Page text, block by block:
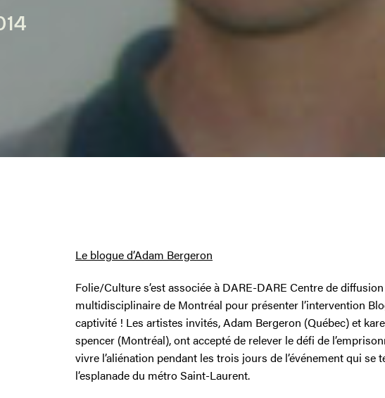
Le blogue d’Adam Bergeron
Folie/Culture s’est associée à DARE-DARE Centre de diffusion
multidisciplinaire de Montréal pour présenter l’intervention
captivité ! Les artistes invités, Adam Bergeron (Québec) et
spencer (Montréal), ont accepté de relever le défi de
vivre l’aliénation pendant les trois jours de l’événement qui se
l’esplanade du métro Saint-Laurent.